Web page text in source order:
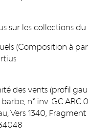
sur les collections du
(Composition à
des vents (profil
n° inv.
Vers 1340,